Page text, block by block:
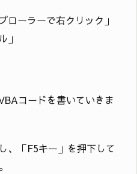
ローラーで右クリック」
」
コードを書いていきま
、「F5キー」を押下して